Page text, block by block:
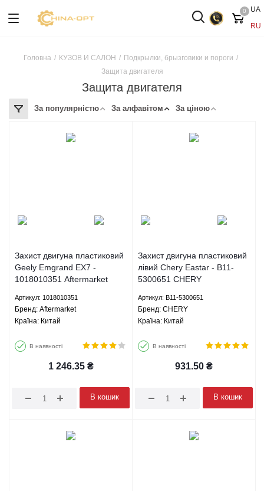
UA
RU
0
Головна / КУЗОВ И САЛОН / Подкрылки, брызговики и пороги /
Защита двигателя
Защита двигателя
За популярністю За алфавітом За ціною
Захист двигуна пластиковий
Geely Emgrand EX7 -
1018010351 Aftermarket
Артикул: 1018010351
Брeнд: Aftermarket
Країна: Китай
В наявності
1 246.35₴
В кошик
Захист двигуна пластиковий
лівий Chery Eastar - B11-
5300651 CHERY
Артикул: B11-5300651
Брeнд: CHERY
Країна: Китай
В наявності
931.50 ₴
В кошик